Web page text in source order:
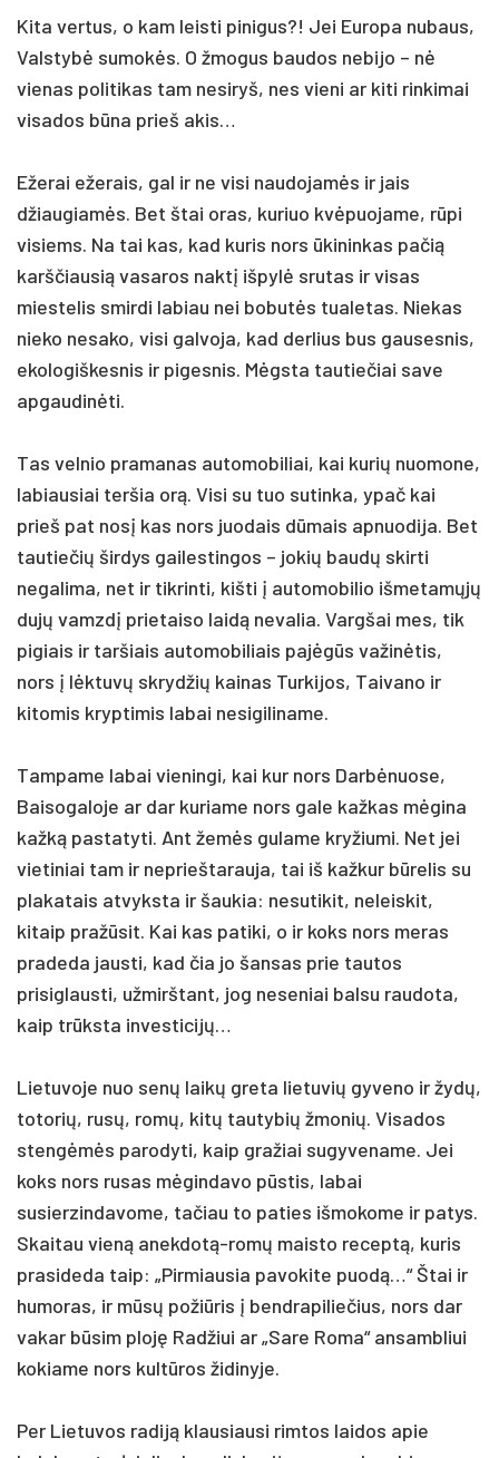
Kita vertus, o kam leisti pinigus?! Jei Europa nubaus,
Valstybė sumokės. O žmogus baudos nebijo – nė
vienas politikas tam nesiryš, nes vieni ar kiti rinkimai
visados būna prieš akis…
Ežerai ežerais, gal ir ne visi naudojamės ir jais
džiaugiamės. Bet štai oras, kuriuo kvėpuojame, rūpi
visiems. Na tai kas, kad kuris nors ūkininkas pačią
karščiausią vasaros naktį išpylė srutas ir visas
miestelis smirdi labiau nei bobutės tualetas. Niekas
nieko nesako, visi galvoja, kad derlius bus gausesnis,
ekologiškesnis ir pigesnis. Mėgsta tautiečiai save
apgaudinėti.
Tas velnio pramanas automobiliai, kai kurių nuomone,
labiausiai teršia orą. Visi su tuo sutinka, ypač kai
prieš pat nosį kas nors juodais dūmais apnuodija. Bet
tautiečių širdys gailestingos – jokių baudų skirti
negalima, net ir tikrinti, kišti į automobilio išmetamųjų
dujų vamzdį prietaiso laidą nevalia. Vargšai mes, tik
pigiais ir taršiais automobiliais pajėgūs važinėtis,
nors į lėktuvų skrydžių kainas Turkijos, Taivano ir
kitomis kryptimis labai nesigiliname.
Tampame labai vieningi, kai kur nors Darbėnuose,
Baisogaloje ar dar kuriame nors gale kažkas mėgina
kažką pastatyti. Ant žemės gulame kryžiumi. Net jei
vietiniai tam ir neprieštarauja, tai iš kažkur būrelis su
plakatais atvyksta ir šaukia: nesutikit, neleiskit,
kitaip pražūsit. Kai kas patiki, o ir koks nors meras
pradeda jausti, kad čia jo šansas prie tautos
prisiglausti, užmirštant, jog neseniai balsu raudota,
kaip trūksta investicijų…
Lietuvoje nuo senų laikų greta lietuvių gyveno ir žydų,
totorių, rusų, romų, kitų tautybių žmonių. Visados
stengėmės parodyti, kaip gražiai sugyvename. Jei
koks nors rusas mėgindavo pūstis, labai
susierzindavome, tačiau to paties išmokome ir patys.
Skaitau vieną anekdotą-romų maisto receptą, kuris
prasideda taip: „Pirmiausia pavokite puodą…“ Štai ir
humoras, ir mūsų požiūris į bendrapiliečius, nors dar
vakar būsim ploję Radžiui ar „Sare Roma“ ansambliui
kokiame nors kultūros židinyje.
Per Lietuvos radiją klausiausi rimtos laidos apie